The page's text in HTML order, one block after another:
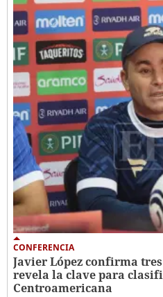
CONFERENCIA
Javier López confirma
revela la clave para
Centroamericana